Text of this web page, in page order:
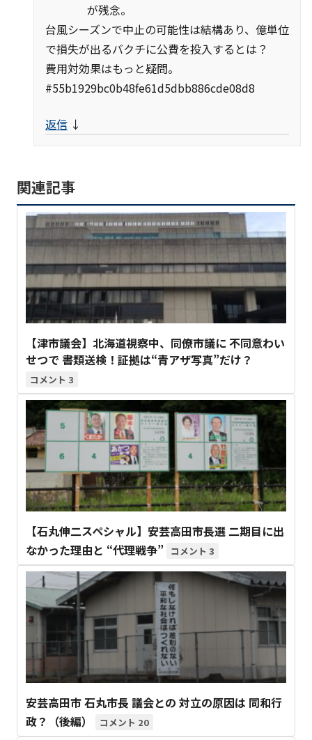
が残念。
台風シーズンで中止の可能性は結構あり、億単位
で損失が出るバクチに公費を投入するとは？
費用対効果はもっと疑問。
#55b1929bc0b48fe61d5dbb886cde08d8
返信 ↓
関連記事
【津市議会】北海道視察中、同僚市議に 不同意わい
せつで 書類送検！証拠は“青アザ写真”だけ？
3
【石丸伸二スペシャル】安芸高田市長選 二期目に出
なかった理由と “代理戦争”
3
安芸高田市 石丸市長 議会との 対立の原因は 同和行
政？（後編）
20